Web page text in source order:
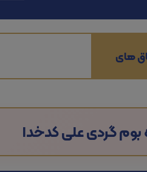
های
بوم گردی علی کدخدا